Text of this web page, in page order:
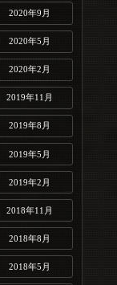
2020年9月
2020年5月
2020年2月
2019年11月
2019年8月
2019年5月
2019年2月
2018年11月
2018年8月
2018年5月